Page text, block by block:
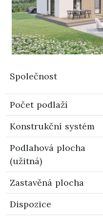
Společnost
Počet podlaží
Konstrukční systém
Podlahová plocha
(užitná)
Zastavěná plocha
Dispozice